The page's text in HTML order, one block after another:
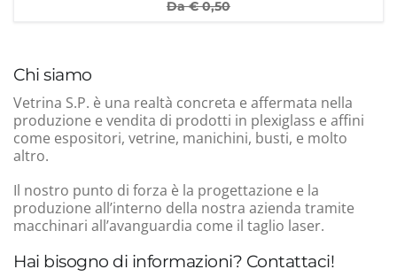
Hai bisogno di informazioni? Contattaci!
Chi siamo
Vetrina S.P. è una realtà concreta e affermata nella
produzione e vendita di prodotti in plexiglass e affini
come espositori, vetrine, manichini, busti, e molto
altro.
Il nostro punto di forza è la progettazione e la
produzione all’interno della nostra azienda tramite
macchinari all’avanguardia come il taglio laser.
Da €0,50